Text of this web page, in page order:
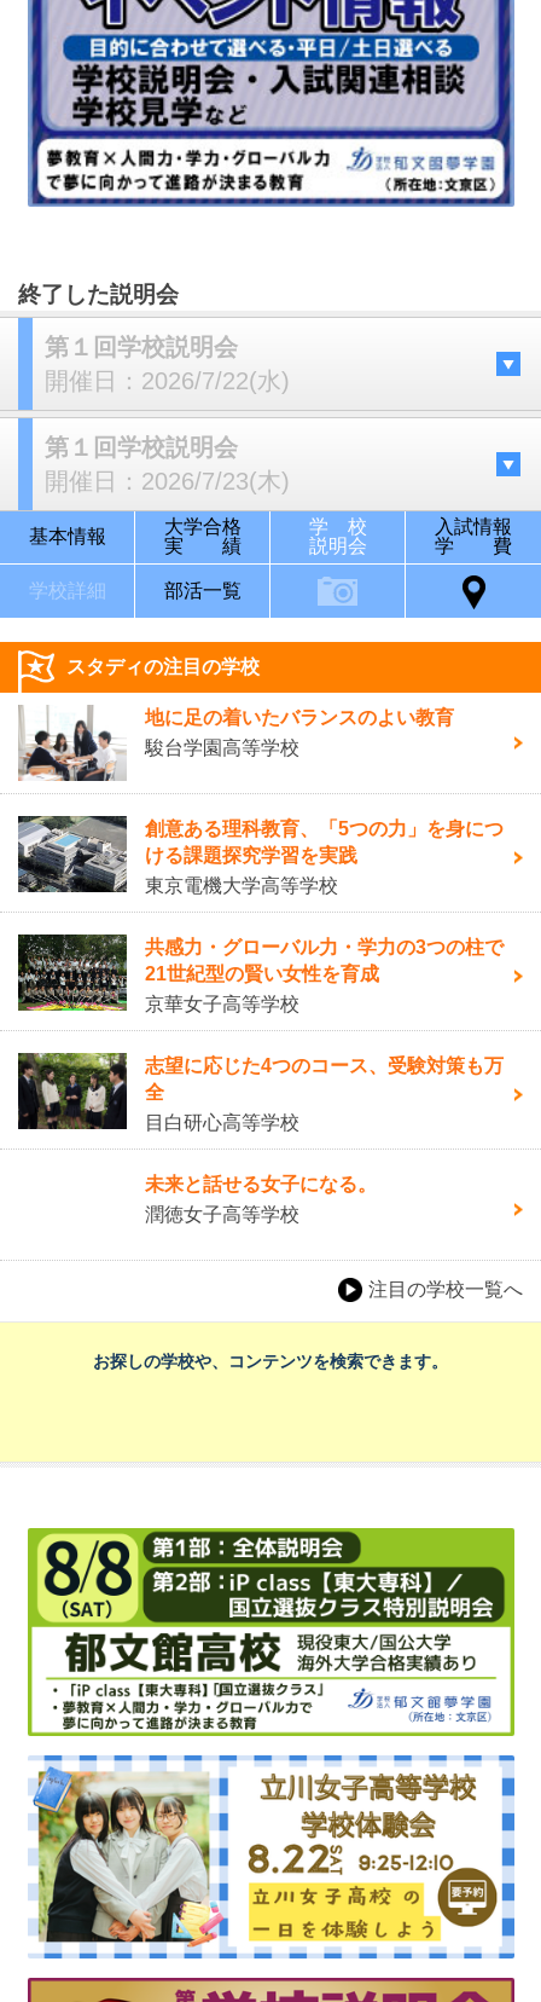
終了した説明会
第１回学校説明会
開催日： 2026/7/22(水)
第１回学校説明会
開催日： 2026/7/23(木)
基本情報
大学合格
実 績
学 校
説明会
入試情報
学 費
学校詳細 部活一覧
スタディの注目の学校
地に足の着いたバランスのよい教育
駿台学園高等学校
創意ある理科教育、「5つの力」を身につ
ける課題探究学習を実践
東京電機大学高等学校
共感力・グローバル力・学力の3つの柱で
21世紀型の賢い女性を育成
京華女子高等学校
志望に応じた4つのコース、受験対策も万
全
目白研心高等学校
未来と話せる女子になる。
潤徳女子高等学校
注目の学校一覧へ
お探しの学校や、コンテンツを検索できます。